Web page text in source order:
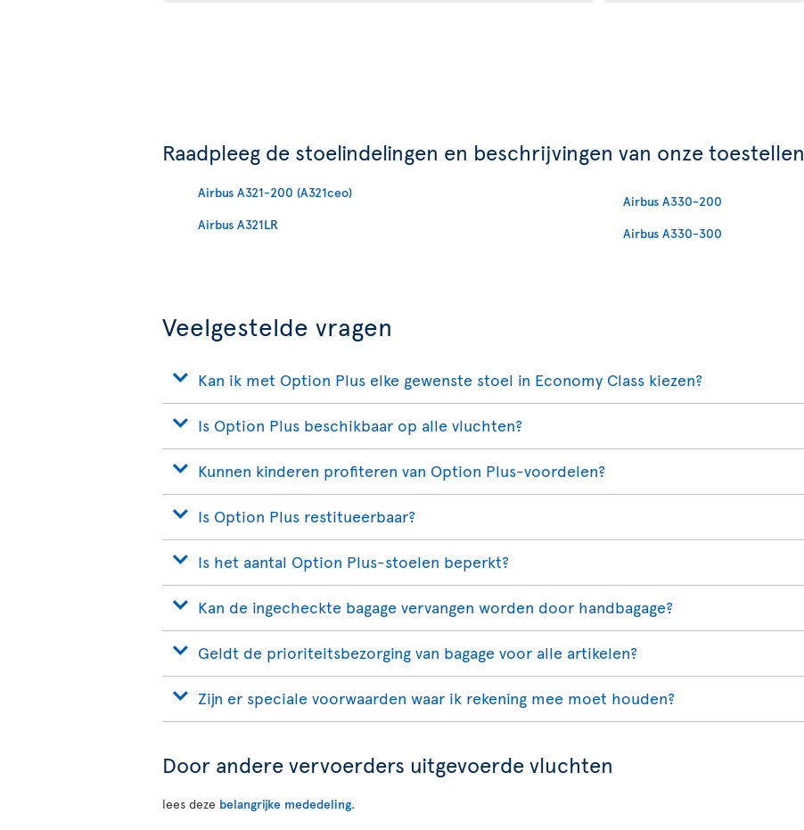
Raadpleeg de stoelindelingen en beschrijvingen van onze toestellen
Airbus A321-200 (A321ceo)
Airbus A321LR
Airbus A330-200
Airbus A330-300
Veelgestelde vragen
Kan ik met Option Plus elke gewenste stoel in Economy Class kiezen?
Is Option Plus beschikbaar op alle vluchten?
Kunnen kinderen profiteren van Option Plus-voordelen?
Is Option Plus restitueerbaar?
Is het aantal Option Plus-stoelen beperkt?
Kan de ingecheckte bagage vervangen worden door handbagage?
Geldt de prioriteitsbezorging van bagage voor alle artikelen?
Zijn er speciale voorwaarden waar ik rekening mee moet houden?
Door andere vervoerders uitgevoerde vluchten
lees deze belangrijke mededeling.